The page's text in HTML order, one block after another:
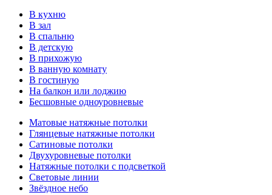
В кухню
В зал
В спальню
В детскую
В прихожую
В ванную комнату
В гостиную
На балкон или лоджию
Бесшовные одноуровневые
Матовые натяжные потолки
Глянцевые натяжные потолки
Сатиновые потолки
Двухуровневые потолки
Натяжные потолки с подсветкой
Световые линии
Звёздное небо